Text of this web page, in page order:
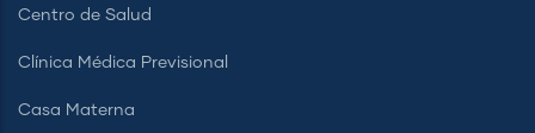
Centro de Salud
Clínica Médica Previsional
Casa Materna